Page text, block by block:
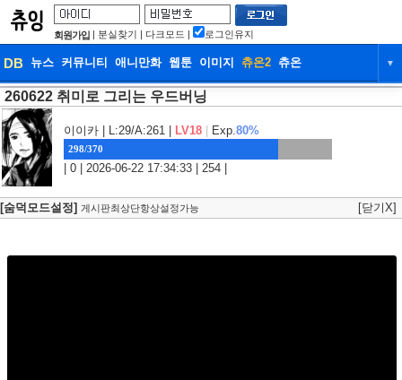
회원가입 | 분실찾기 | 다크모드 | 로그인유지
DB 뉴스 커뮤니티 애니만화 웹툰 이미지 츄온2 츄온 ▼
DB 뉴스
웹툰 이미지 츄온2
260622 취미로 그리는 우드버닝
이이카 | L:29/A:261 | LV18 Exp.80%
298/370
| 0 | 2026-06-22 17:34:33 | 254 |
[숨덕모드설정] 게시판최상단항상설정가능 [닫기X]